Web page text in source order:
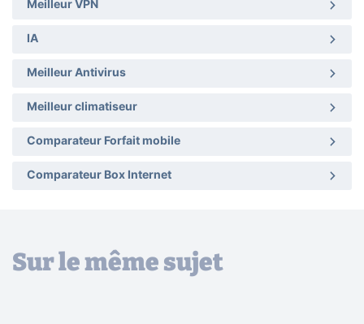
Meilleur VPN
IA
Meilleur Antivirus
Meilleur climatiseur
Comparateur Forfait mobile
Comparateur Box Internet
Sur le même sujet